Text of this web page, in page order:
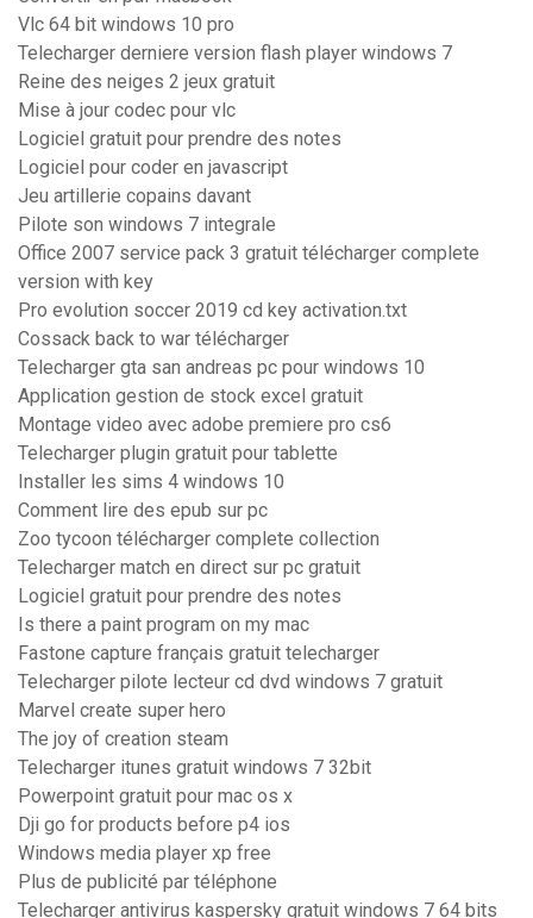
Vlc 64 bit windows 10 pro
Telecharger derniere version flash player windows 7
Reine des neiges 2 jeux gratuit
Mise à jour codec pour vlc
Logiciel gratuit pour prendre des notes
Logiciel pour coder en javascript
Jeu artillerie copains davant
Pilote son windows 7 integrale
Office 2007 service pack 3 gratuit télécharger complete
version with key
Pro evolution soccer 2019 cd key activation.txt
Cossack back to war télécharger
Telecharger gta san andreas pc pour windows 10
Application gestion de stock excel gratuit
Montage video avec adobe premiere pro cs6
Telecharger plugin gratuit pour tablette
Installer les sims 4 windows 10
Comment lire des epub sur pc
Zoo tycoon télécharger complete collection
Telecharger match en direct sur pc gratuit
Logiciel gratuit pour prendre des notes
Is there a paint program on my mac
Fastone capture français gratuit telecharger
Telecharger pilote lecteur cd dvd windows 7 gratuit
Marvel create super hero
The joy of creation steam
Telecharger itunes gratuit windows 7 32bit
Powerpoint gratuit pour mac os x
Dji go for products before p4 ios
Windows media player xp free
Plus de publicité par téléphone
Telecharger antivirus kaspersky gratuit windows 7 64 bits